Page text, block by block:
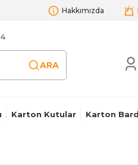
Hakkımızda
ARA
Karton Kutular Karton